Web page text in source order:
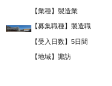
【業種】製造業
【募集職種】製造職
【受入日数】5日間
【地域】諏